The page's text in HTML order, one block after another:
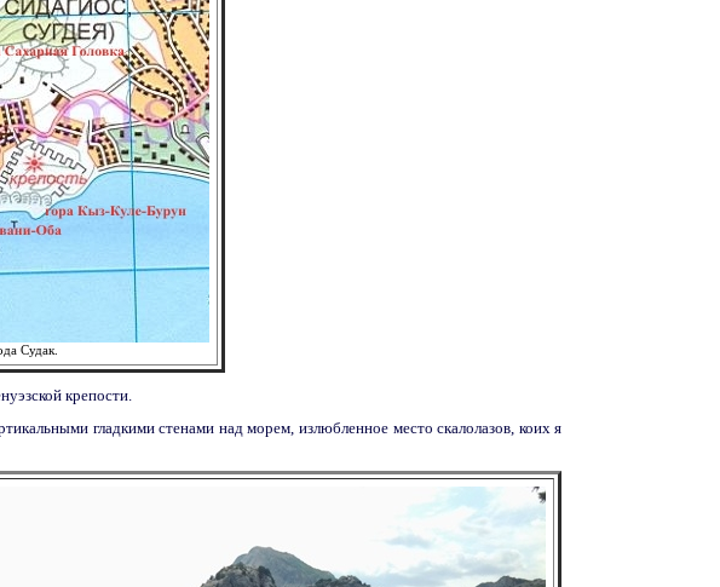
Судак.
крепости.
гладкими стенами над морем, излюбленное место скалолазов, коих я